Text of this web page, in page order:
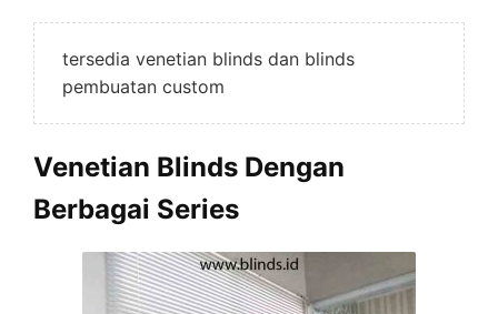
tersedia venetian blinds dan blinds
pembuatan custom
Venetian Blinds Dengan
Berbagai Series